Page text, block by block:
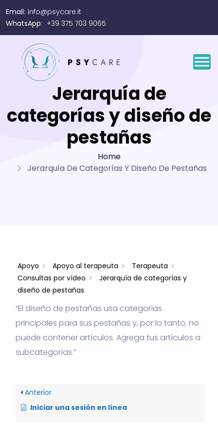
Email: info@psycare.it
WhatsApp: +39 375 703 9065
Jerarquía de
categorías y diseño de
pestañas
Home
Jerarquía De Categorías Y Diseño De Pestañas
Apoyo Apoyo al terapeuta
Terapeuta
Consultas por vídeo
Jerarquía de categorías y
diseño de pestañas
“El diseño de pestañas usa categorías
principales para sus pestañas y, por lo tanto, no
puede contener artículos. Agrega tus artículos a
subcategorías.”
Anterior
Iniciar una sesión en línea